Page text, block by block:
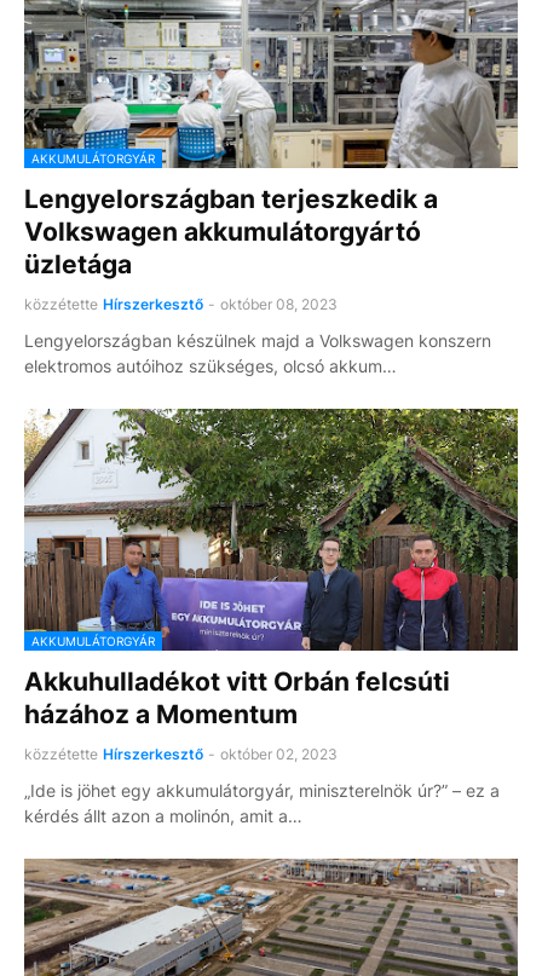
AKKUMULÁTORGYÁR
Lengyelországban terjeszkedik a
Volkswagen akkumulátorgyártó
üzletága
közzétette Hírszerkesztő - október 08, 2023
Lengyelországban készülnek majd a Volkswagen konszern
elektromos autóihoz szükséges, olcsó akkum…
AKKUMULÁTORGYÁR
Akkuhulladékot vitt Orbán felcsúti
házához a Momentum
közzétette Hírszerkesztő - október 02, 2023
„Ide is jöhet egy akkumulátorgyár, miniszterelnök úr?” – ez a
kérdés állt azon a molinón, amit a…